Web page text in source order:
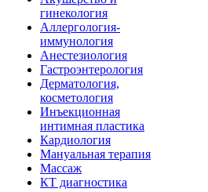
гинекология
Аллергология-
иммунология
Анестезиология
Гастроэнтерология
Дерматология,
косметология
Инъекционная
интимная пластика
Кардиология
Мануальная терапия
Массаж
КТ диагностика